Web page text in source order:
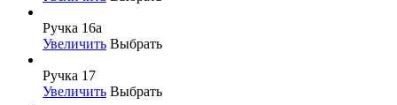
Ручка 16а
Увеличить Выбрать
Ручка 17
Увеличить Выбрать